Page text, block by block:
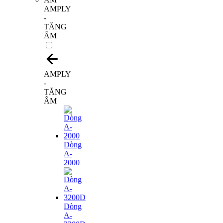
AMPLY
-
TĂNG
ÂM
AMPLY
-
TĂNG
ÂM
Dòng
A-
2000
Dòng
A-